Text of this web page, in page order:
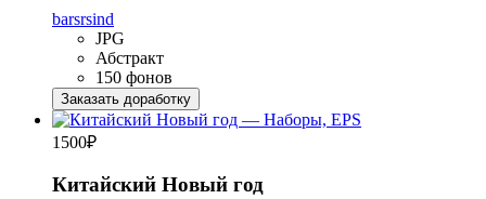
barsrsind
JPG
Абстракт
150 фонов
Заказать доработку
1500₽
Китайский Новый год